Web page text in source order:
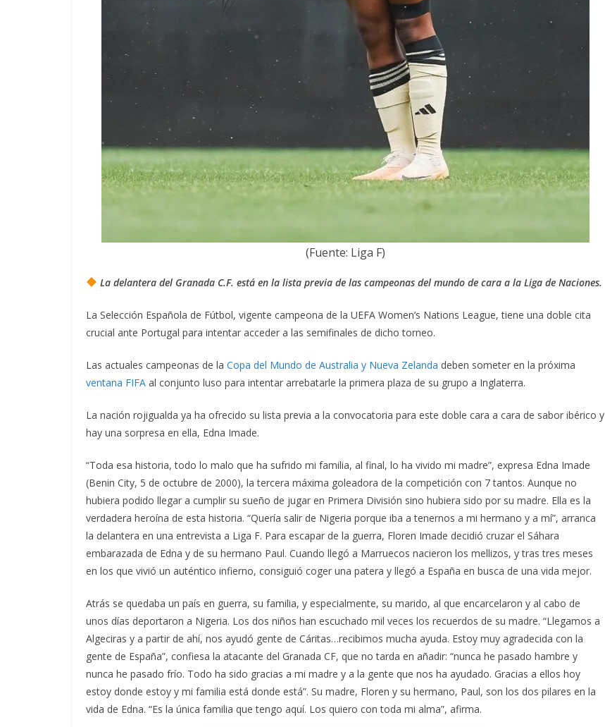
(Fuente: Liga F)
La delantera del Granada C.F. está en la lista previa de las campeonas del mundo de cara a la Liga de Naciones.
La Selección Española de Fútbol, vigente campeona de la UEFA Women’s Nations League, tiene una doble cita
crucial ante Portugal para intentar acceder a las semifinales de dicho torneo.
Las actuales campeonas de la Copa del Mundo de Australia y Nueva Zelanda deben someter en la próxima
ventana FIFA al conjunto luso para intentar arrebatarle la primera plaza de su grupo a Inglaterra.
La nación rojigualda ya ha ofrecido su lista previa a la convocatoria para este doble cara a cara de sabor ibérico y
hay una sorpresa en ella, Edna Imade.
“Toda esa historia, todo lo malo que ha sufrido mi familia, al final, lo ha vivido mi madre”, expresa Edna Imade
(Benin City, 5 de octubre de 2000), la tercera máxima goleadora de la competición con 7 tantos. Aunque no
hubiera podido llegar a cumplir su sueño de jugar en Primera División sino hubiera sido por su madre. Ella es la
verdadera heroína de esta historia. “Quería salir de Nigeria porque iba a tenernos a mi hermano y a mí”, arranca
la delantera en una entrevista a Liga F. Para escapar de la guerra, Floren Imade decidió cruzar el Sáhara
embarazada de Edna y de su hermano Paul. Cuando llegó a Marruecos nacieron los mellizos, y tras tres meses
en los que vivió un auténtico infierno, consiguió coger una patera y llegó a España en busca de una vida mejor.
Atrás se quedaba un país en guerra, su familia, y especialmente, su marido, al que encarcelaron y al cabo de
unos días deportaron a Nigeria. Los dos niños han escuchado mil veces los recuerdos de su madre. “Llegamos a
Algeciras y a partir de ahí, nos ayudó gente de Cáritas…recibimos mucha ayuda. Estoy muy agradecida con la
gente de España”, confiesa la atacante del Granada CF, que no tarda en añadir: “nunca he pasado hambre y
nunca he pasado frío. Todo ha sido gracias a mi madre y a la gente que nos ha ayudado. Gracias a ellos hoy
estoy donde estoy y mi familia está donde está”. Su madre, Floren y su hermano, Paul, son los dos pilares en la
vida de Edna. “Es la única familia que tengo aquí. Los quiero con toda mi alma”, afirma.